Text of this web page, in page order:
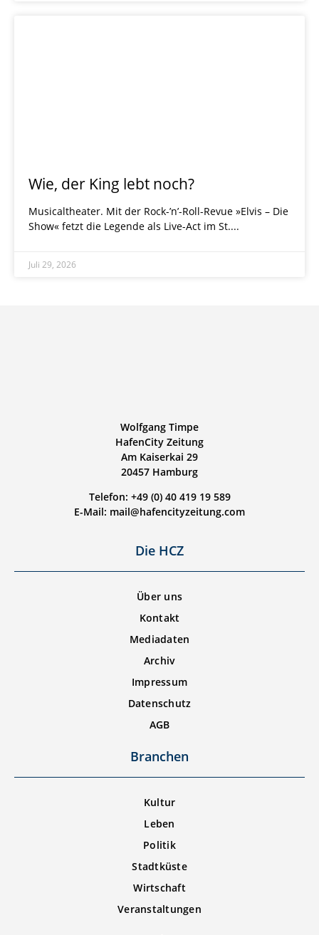
Wie, der King lebt noch?
Musicaltheater. Mit der Rock-’n’-Roll-Revue »Elvis – Die
Show« fetzt die Legende als Live-Act im St.
Juli 29, 2026
Wolfgang Timpe
HafenCity Zeitung
Am Kaiserkai 29
20457 Hamburg
Telefon: +49 (0) 40 419 19 589
E-Mail: mail@hafencityzeitung.com
Die HCZ
Über uns
Kontakt
Mediadaten
Archiv
Impressum
Datenschutz
AGB
Branchen
Kultur
Leben
Politik
Stadtküste
Wirtschaft
Veranstaltungen